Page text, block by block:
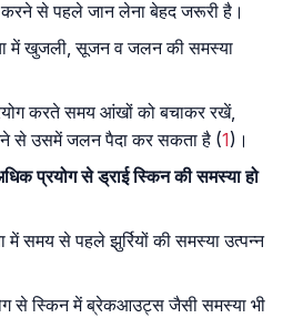
से पहले जान लेना बेहद जरूरी है।
में खुजली, सूजन व जलन की समस्या
करते समय आंखों को बचाकर रखें,
से उसमें जलन पैदा कर सकता है (1)।
प्रयोग से ड्राई स्किन की समस्या हो
में समय से पहले झुर्रियों की समस्या उत्पन्न
से स्किन में ब्रेकआउट्स जैसी समस्या भी